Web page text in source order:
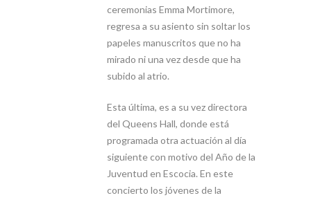
ceremonias Emma Mortimore,
regresa a su asiento sin soltar los
papeles manuscritos que no ha
mirado ni una vez desde que ha
subido al atrio.
Esta última, es a su vez directora
del Queens Hall, donde está
programada otra actuación al día
siguiente con motivo del Año de la
Juventud en Escocia. En este
concierto los jóvenes de la